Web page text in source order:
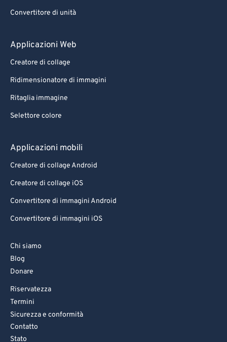
Convertitore di unità
Applicazioni Web
Creatore di collage
Ridimensionatore di immagini
Ritaglia immagine
Selettore colore
Applicazioni mobili
Creatore di collage Android
Creatore di collage iOS
Convertitore di immagini Android
Convertitore di immagini iOS
Chi siamo
Blog
Donare
Riservatezza
Termini
Sicurezza e conformità
Contatto
Stato